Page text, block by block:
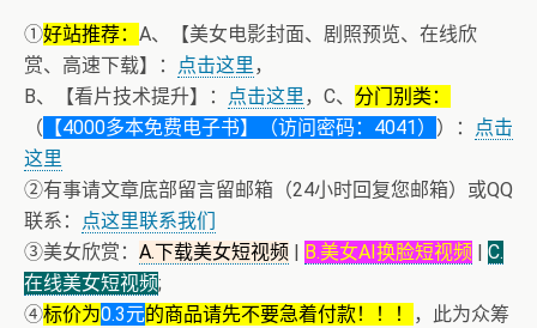
①好站推荐： A、【美女电影封面、剧照预览、在线欣
赏、高速下载】：
点击这里，
B、【看片技术提升】：
点击这里，C、 分门别类：
（ 【4000多本免费电子书】（访问密码：4041） ）：
点击
这里
②有事请文章底部留言留邮箱（24小时回复您邮箱）或QQ
联系：
点这里联系我们
③美女欣赏： A.下载美女短视频 | B.美女AI换脸短视频 | C.
在线美女短视频;
④标价为0.3元的商品请先不要急着付款！！！
，此为众筹